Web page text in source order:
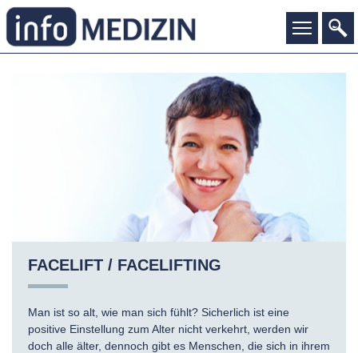
FACELIFT / FACELIFTING
Man ist so alt, wie man sich fühlt? Sicherlich ist eine
positive Einstellung zum Alter nicht verkehrt, werden wir
doch alle älter, dennoch gibt es Menschen, die sich in ihrem